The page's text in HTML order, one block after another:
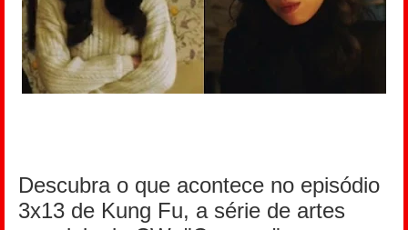
Descubra o que acontece no episódio
3x13 de Kung Fu, a série de artes